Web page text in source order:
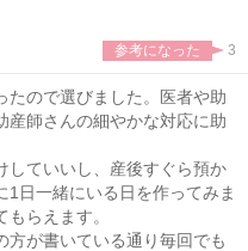
参考になった 3
たので選びました。医者や助
産師さんの細やかな対応に助
していいし、産後すぐら預か
1日一緒にいる日を作ってみま
らえます。
方が書いている通り毎回でも